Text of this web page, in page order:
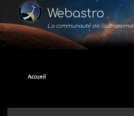
Webastro
La communauté de l'astronomie
Accueil